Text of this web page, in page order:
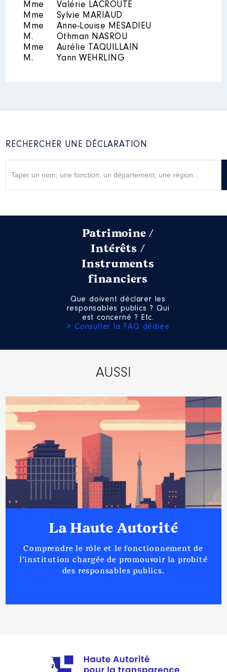
Mme
Valérie LACROUTE
Mme
Sylvie MARIAUD
Mme
Anne-Louise MESADIEU
M.
Othman NASROU
Mme
Aurélie TAQUILLAIN
M.
Yann WEHRLING
RECHERCHER UNE DÉCLARATION
Patrimoine /
Intérêts /
Instruments
financiers
Que doivent déclarer les
responsables publics ? Qui
est concerné ? Etc.
> Consulter la FAQ dédiée
AUSSI
La Haute Autorité
Comprendre le rôle et le fonctionnement de
l’institution chargée de promouvoir la probité
des responsables publics.